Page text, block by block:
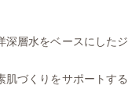
深層水をベースにしたジ
肌づくりをサポートする